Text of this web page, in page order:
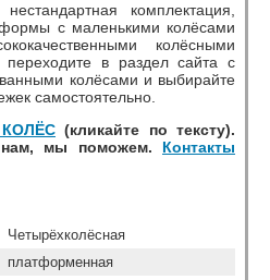
комплектация,
с маленькими колёсами
колёсными
в раздел сайта с
колёсами и выбирайте
самостоятельно.
(кликайте по тексту).
мы поможем. Контакты
Четырёхколёсная
платформенная